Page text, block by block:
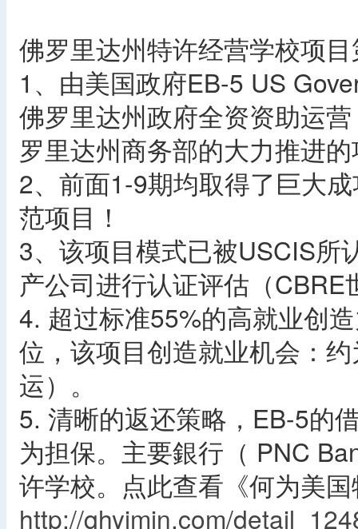
佛罗里达州特许经营学校项
1、由美国政府EB-5 US
佛罗里达州政府全资资助运
罗里达州商务部的大力推进
2、前面1-9期均取得了巨大
范项目！
3、该项目模式已被USCIS所
产公司进行认证评估（CBRE
4. 超过标准55%的高就业创
位，该项目创造就业机会：
运）。
5. 清晰的返还策略，EB-5的
为担保。主要銀行（ PNC
许学校。点此查看《何为美
http://qhyimin.com/